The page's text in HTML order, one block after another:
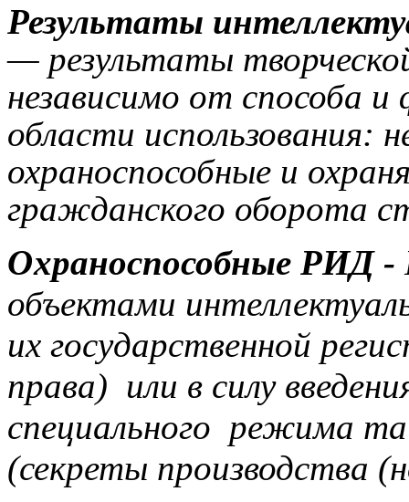
Результаты
— результаты
независимо от способа
области использования:
охраноспособные и
гражданского оборота
Охраноспособные РИД -
объектами
их государственной
права) или в силу
специального режима
(секреты производства